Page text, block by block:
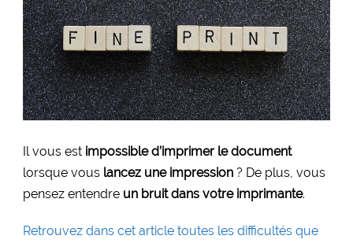
Il vous est impossible d’imprimer le document
lorsque vous lancez une impression ? De plus, vous
pensez entendre un bruit dans votre imprimante.
Retrouvez dans cet article toutes les difficultés que